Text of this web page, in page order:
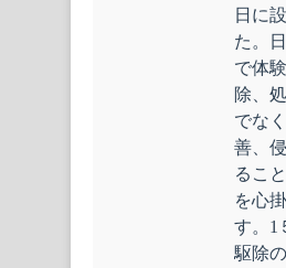
日に
た。
で体
除、
でな
善、
るこ
を心
す。1
駆除